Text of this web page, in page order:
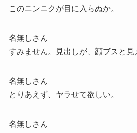
このニンニクが目に入らぬか。
名無しさん
すみません。見出しが、顔ブスと見
名無しさん
とりあえず、ヤラせて欲しい。
名無しさん